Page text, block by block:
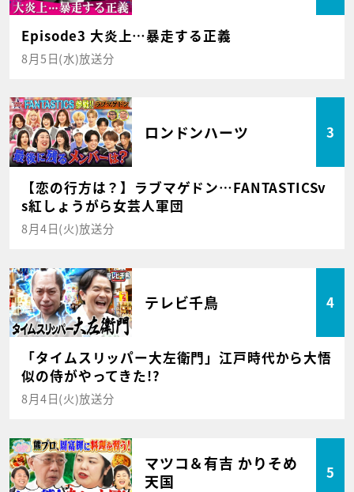
Episode3 大炎上…暴走する正義
8月5日(水)放送分
ロンドンハーツ 3
【恋の行方は？】ラブマゲドン…FANTASTICSv
s紅しょうがら女芸人軍団
8月4日(火)放送分
テレビ千鳥 4
「タイムスリッパー大左衛門」江戸時代から大悟
似の侍がやってきた!?
8月4日(火)放送分
マツコ＆有吉 かりそめ
天国
5